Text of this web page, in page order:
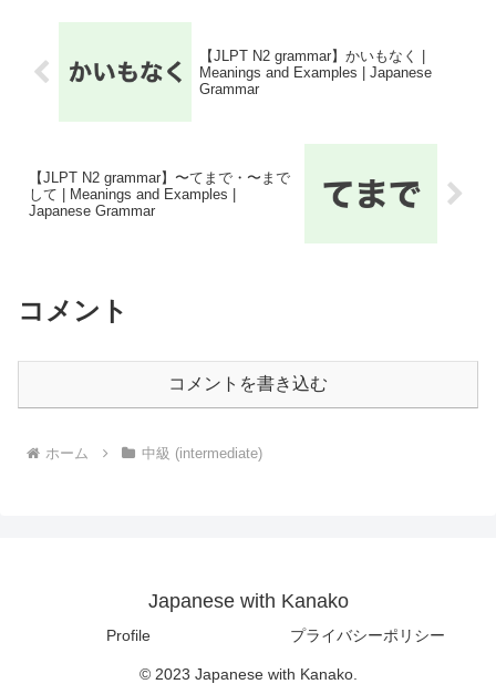
【JLPT N2 grammar】かいもなく |
Meanings and Examples | Japanese
Grammar
【JLPT N2 grammar】〜てまで・〜まで
して | Meanings and Examples |
Japanese Grammar
コメント
コメントを書き込む
ホーム 中級 (intermediate)
Japanese with Kanako
Profile プライバシーポリシー
© 2023 Japanese with Kanako.